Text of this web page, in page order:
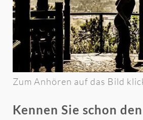
Zum Anhören auf das Bild
Kennen Sie schon